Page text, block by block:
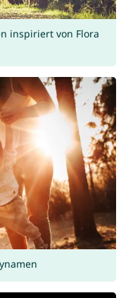
inspiriert von Flora